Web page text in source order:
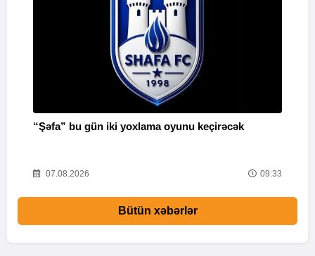
“Şəfa” bu gün iki yoxlama oyunu keçirəcək
07.08.2026 09:33
Bütün xəbərlər